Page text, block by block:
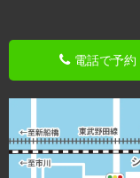
電話で予約